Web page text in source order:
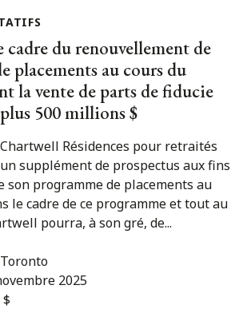
cadre du renouvellement de
placements au cours du
la vente de parts de fiducie
plus 500 millions $
Résidences pour retraités
supplément de prospectus aux fins
son programme de placements au
le cadre de ce programme et tout au
pourra, à son gré, de...
Toronto
2025